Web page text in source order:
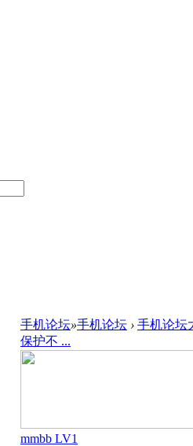
手机论坛»手机论坛 › 手机论坛
保护不 ...
mmbb LV1